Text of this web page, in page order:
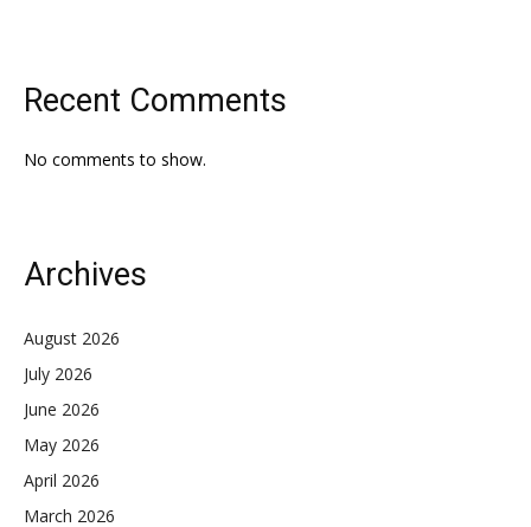
Recent Comments
No comments to show.
Archives
August 2026
July 2026
June 2026
May 2026
April 2026
March 2026